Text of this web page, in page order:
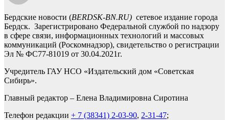
Бердские новости (BERDSK-BN.RU) сетевое издание города
Бердск. Зарегистрировано Федеральной службой по надзору
в сфере связи, информационных технологий и массовых
коммуникаций (Роскомнадзор), свидетельство о регистрации
Эл № ФС77-81019 от 30.04.2021г.
Учредитель ГАУ НСО «Издательский дом «Советская
Сибирь».
Главный редактор – Елена Владимировна Сиротина
Телефон редакции + 7 (38341) 2-03-90, 2-31-47;